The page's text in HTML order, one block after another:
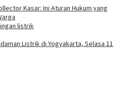
Kasar: Ini Aturan Hukum yang
Listrik di Yogyakarta, Selasa 11